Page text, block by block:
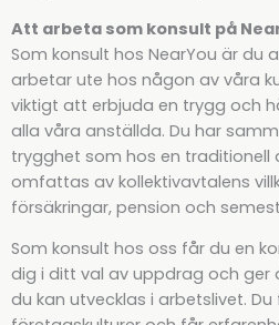
Att arbeta som konsult på
Som konsult hos NearYou är du
arbetar ute hos någon av våra
viktigt att erbjuda en trygg och
alla våra anställda. Du har
trygghet som hos en traditionell
omfattas av kollektivavtalens
försäkringar, pension och
Som konsult hos oss får du en
dig i ditt val av uppdrag och ger
du kan utvecklas i arbetslivet.